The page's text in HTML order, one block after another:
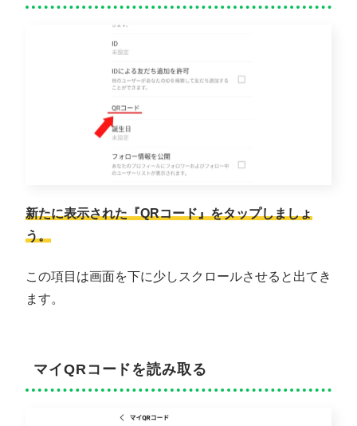
新たに表示された『QRコード』をタップしましょ
う。
この項目は画面を下に少しスクロールさせると出てき
ます。
マイQRコードを読み取る